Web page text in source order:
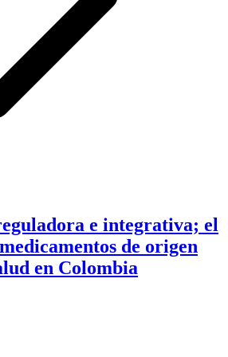
e integrativa; el
de origen
en Colombia